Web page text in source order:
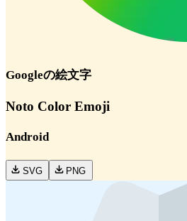
Googleの絵文字
Noto Color Emoji
Android
SVG PNG